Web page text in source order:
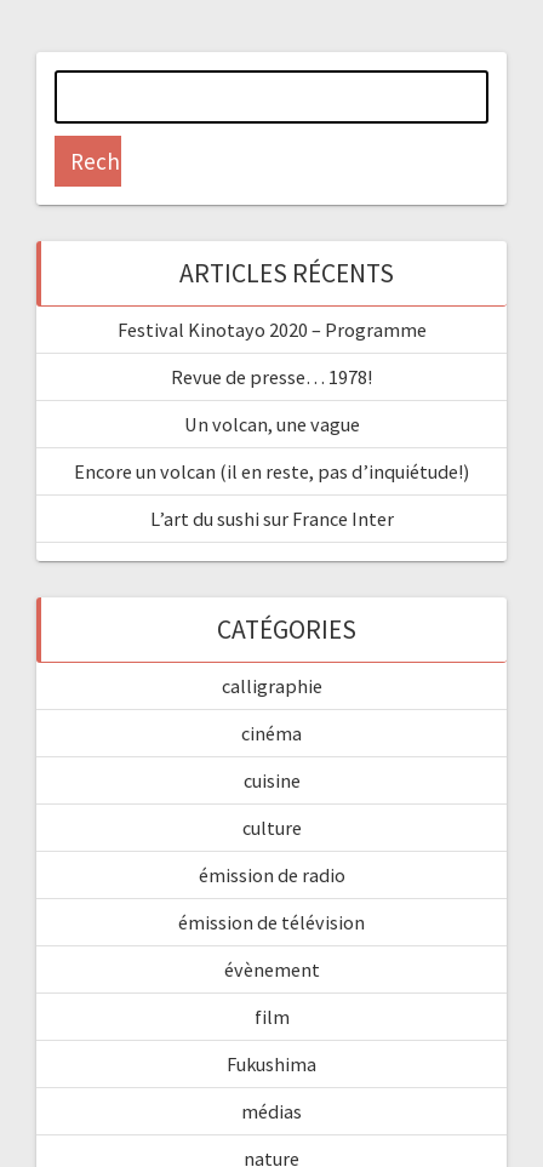
ARTICLES RÉCENTS
Festival Kinotayo 2020 – Programme
Revue de presse… 1978!
Un volcan, une vague
Encore un volcan (il en reste, pas d’inquiétude!)
L’art du sushi sur France Inter
CATÉGORIES
calligraphie
cinéma
cuisine
culture
émission de radio
émission de télévision
évènement
film
Fukushima
médias
nature